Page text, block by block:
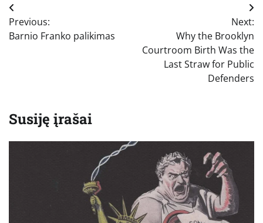
Navigacija
tarp
Previous:
Barnio Franko palikimas
Next:
Why the Brooklyn
Courtroom Birth Was the
Last Straw for Public
Defenders
Susiję įrašai